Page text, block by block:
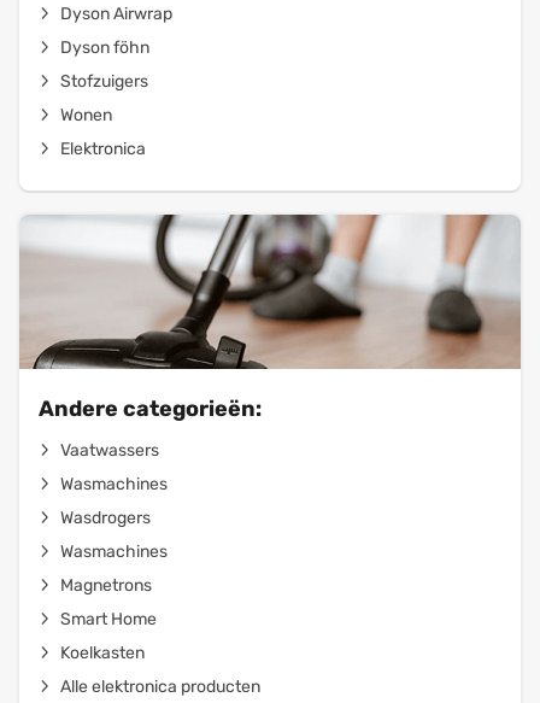
Dyson Airwrap
Dyson föhn
Stofzuigers
Wonen
Elektronica
Andere categorieën:
Vaatwassers
Wasmachines
Wasdrogers
Wasmachines
Magnetrons
Smart Home
Koelkasten
Alle elektronica producten